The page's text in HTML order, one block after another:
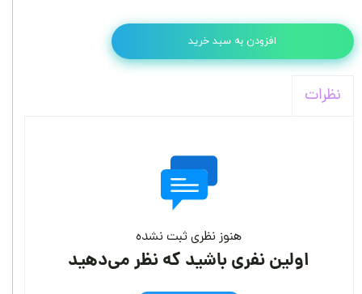
افزودن به سبد خرید
نظرات
هنوز نظری ثبت نشده
اولین نفری باشید که نظر می‌دهید